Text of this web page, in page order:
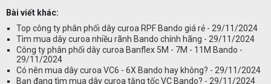
Bài viết khác:
Top công ty phân phối dây curoa RPF Bando giá rẻ - 29/11/2024
Tìm mua dây curoa nhiều rãnh Bando chính hãng - 29/11/2024
Công ty phân phối dây curoa Banflex 5M - 7M - 11M Bando -
29/11/2024
Có nên mua dây curoa VC6 - 6X Bando hay không? - 29/11/2024
Bạn đang tìm mua dây curoa tăng tốc VC Bando? - 29/11/2024